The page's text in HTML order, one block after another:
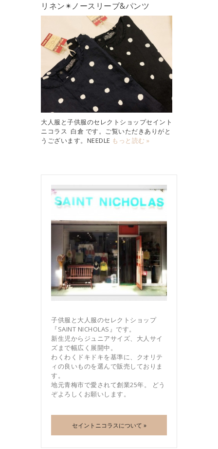
リネン✴︎ノースリーブ&パンツ
大人服と子供服のセレクトショップセイント
ニコラス 白倉 です。ご覧いただきありがと
うございます。NEEDLE もっと読む »
子供服と大人服のセレクトショップ
『SAINT NICHOLAS』です。
新生児からジュニアサイズ、大人サイ
ズまで幅広く展開中。
わくわくドキドキを基準に、クオリテ
ィの良いものを選んで販売しておりま
す。
地元青梅市で愛されて創業25年。 どう
ぞよろしくお願いします。
セイントニコラスについて »